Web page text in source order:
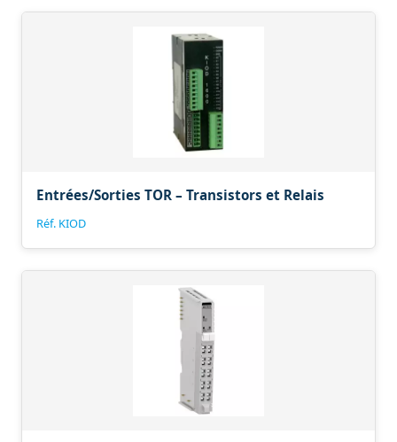
Entrées/Sorties TOR – Transistors et Relais
Réf. KIOD